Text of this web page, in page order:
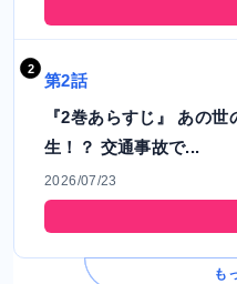
第2話
『2巻あらすじ』 あの
生！？ 交通事故で...
2026/07/23
も